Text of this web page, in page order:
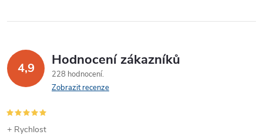
4,9 Hodnocení zákazníků
228 hodnocení
Zobrazit recenze
+ Rychlost